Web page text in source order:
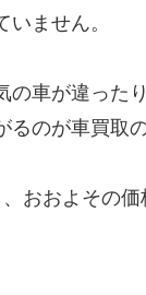
ません。
の車が違った
のが車買取の
おおよその価